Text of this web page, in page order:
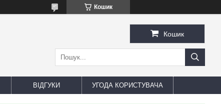
Кошик
Кошик
ВІДГУКИ УГОДА КОРИСТУВАЧА